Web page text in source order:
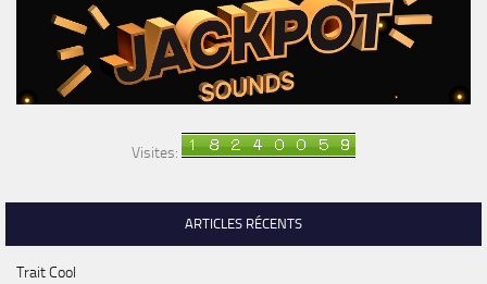
Visites:
ARTICLES RÉCENTS
Trait Cool